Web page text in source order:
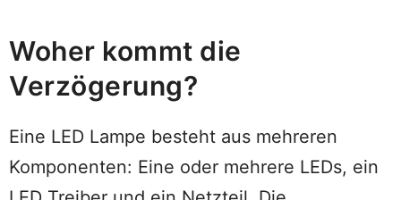
Woher kommt die
Verzögerung?
Eine LED Lampe besteht aus mehreren
Komponenten: Eine oder mehrere LEDs, ein